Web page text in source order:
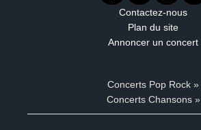
Contactez-nous
Plan du site
Annoncer un concert
Concerts Pop Rock »
Concerts Chansons »